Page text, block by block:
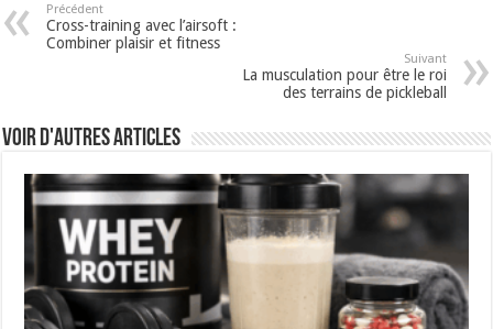
Précédent
Cross-training avec l’airsoft :
Combiner plaisir et fitness
Suivant
La musculation pour être le roi
des terrains de pickleball
Voir d'autres articles